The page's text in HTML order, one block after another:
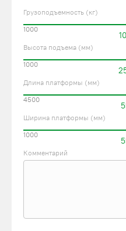
Грузоподъемность (кг)
1000
Высота подъема (мм)
1000
Длина платформы (мм)
4500
Ширина платформы (мм)
1000
Комментарий